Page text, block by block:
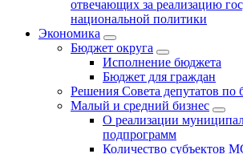
отвечающих за реализацию
национальной политики
Экономика
Бюджет округa
Исполнение бюджета
Бюджет для граждан
Решения Совета депутатов по
Малый и средний бизнес
О реализации
подпрограмм
Количество субъектов